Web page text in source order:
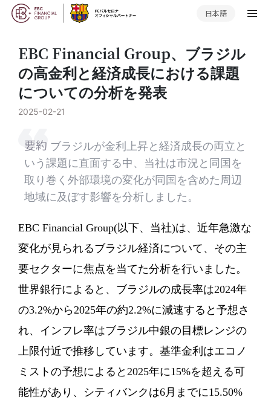
日本語
EBC Financial Group、ブラジル
の高金利と経済成長における課題
についての分析を発表
2025-02-21
要約 ブラジルが金利上昇と経済成長の両立と
いう課題に直面する中、当社は市況と同国を
取り巻く外部環境の変化が同国を含めた周辺
地域に及ぼす影響を分析しました。
EBC Financial Group(以下、当社)は、近年急激な
変化が見られるブラジル経済について、その主
要セクターに焦点を当てた分析を行いました。
世界銀行によると、ブラジルの成長率は2024年
の3.2%から2025年の約2.2%に減速すると予想さ
れ、インフレ率はブラジル中銀の目標レンジの
上限付近で推移しています。基準金利はエコノ
ミストの予想によると2025年に15%を超える可
能性があり、シティバンクは6月までに15.50%